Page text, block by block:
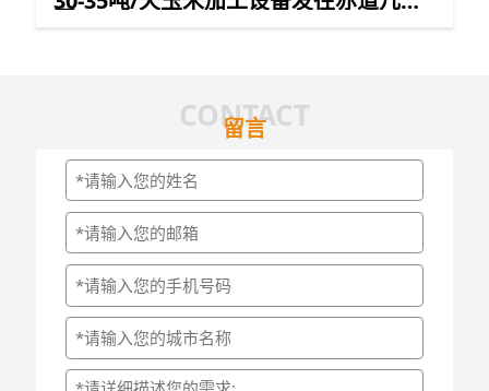
亚
留言
CONTACT